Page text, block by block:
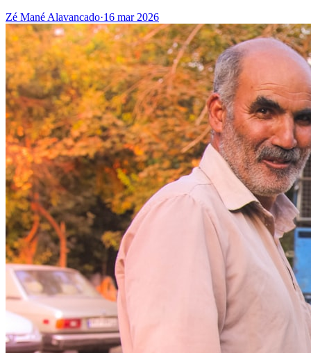
Zé Mané Alavancado·16 mar 2026